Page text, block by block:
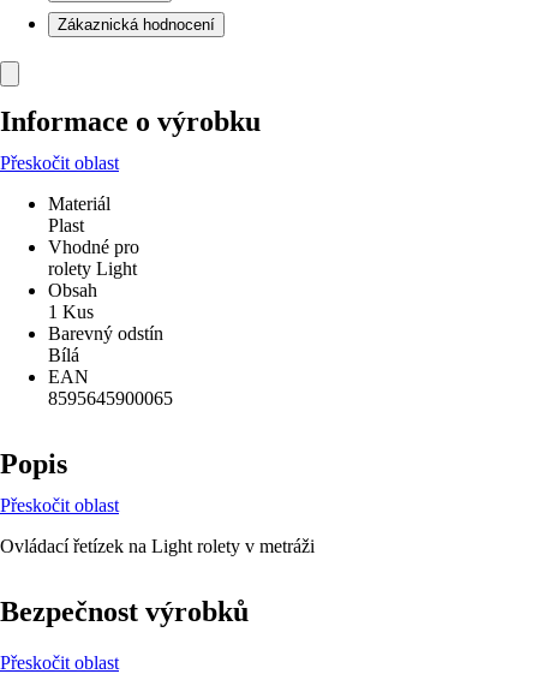
Zákaznická hodnocení
Informace o výrobku
Přeskočit oblast
Materiál
Plast
Vhodné pro
rolety Light
Obsah
1 Kus
Barevný odstín
Bílá
EAN
8595645900065
Popis
Přeskočit oblast
Ovládací řetízek na Light rolety v metráži
Bezpečnost výrobků
Přeskočit oblast